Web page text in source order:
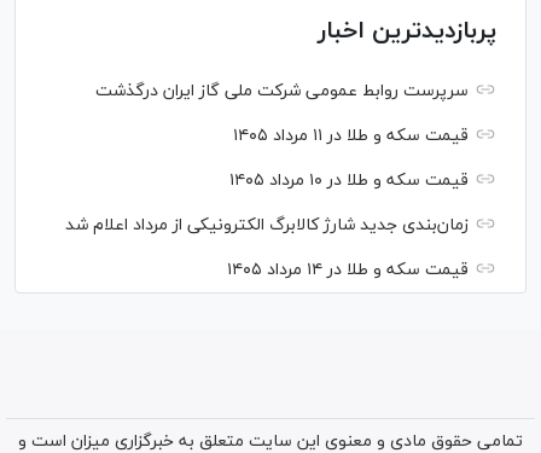
پربازدیدترین اخبار
سرپرست روابط عمومی شرکت ملی گاز ایران درگذشت
قیمت سکه و طلا در ۱۱ مرداد ۱۴۰۵
قیمت سکه و طلا در ۱۰ مرداد ۱۴۰۵
زمان‌بندی جدید شارژ کالابرگ الکترونیکی از مرداد اعلام شد
قیمت سکه و طلا در ۱۴ مرداد ۱۴۰۵
تمامی حقوق مادی و معنوی این سایت متعلق به خبرگزاری میزان است و